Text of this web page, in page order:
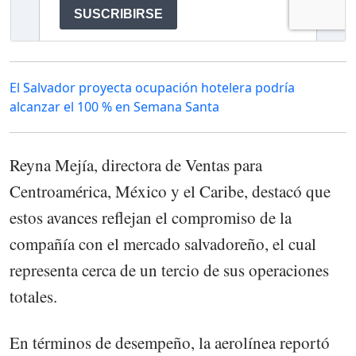
El Salvador proyecta ocupación hotelera podría
alcanzar el 100 % en Semana Santa
Reyna Mejía, directora de Ventas para
Centroamérica, México y el Caribe, destacó que
estos avances reflejan el compromiso de la
compañía con el mercado salvadoreño, el cual
representa cerca de un tercio de sus operaciones
totales.
En términos de desempeño, la aerolínea reportó